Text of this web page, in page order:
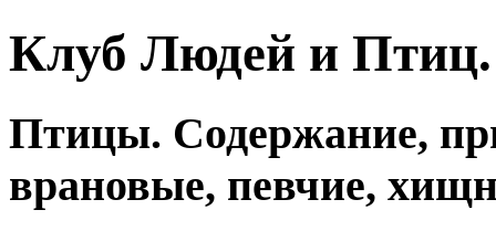
Клуб Людей и
Птицы. Содержание,
врановые, певчие,